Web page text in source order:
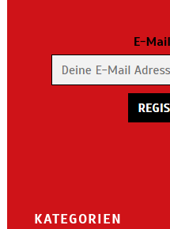
KATEGORIEN